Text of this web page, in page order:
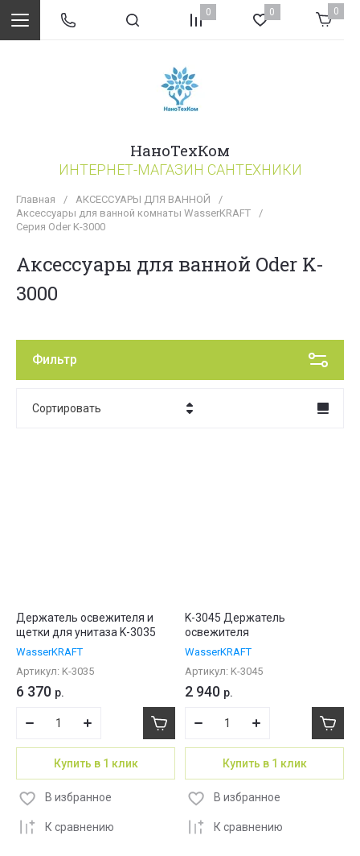
0 0 0
НаноТехКом
ИНТЕРНЕТ-МАГАЗИН САНТЕХНИКИ
Главная / АКСЕССУАРЫ ДЛЯ ВАННОЙ
/
Аксессуары для ванной комнаты WasserKRAFT
/
Серия Oder K-3000
Аксессуары для ванной Oder K-
3000
Фильтр
Сортировать
Держатель освежителя и
щетки для унитаза K-3035
WasserKRAFT
Артикул: K-3035
6 370 р.
Купить в 1 клик
К сравнению
В избранное
K-3045 Держатель
освежителя
WasserKRAFT
Артикул: K-3045
2 940 р.
Купить в 1 клик
К сравнению
В избранное